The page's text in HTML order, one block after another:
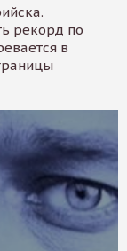
рекорд по
в